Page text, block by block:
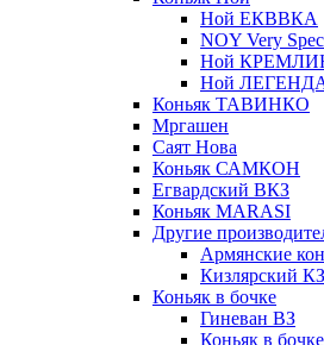
Ной ЕКВВКА
NOY Very
Ной
Ной
Коньяк ТАВИНКО
Мргашен
Саят Нова
Коньяк САМКОН
Егвардский ВКЗ
Коньяк MARASI
Другие
Армянские
Кизлярский КЗ
Коньяк в бочке
Гиневан ВЗ
Коньяк в